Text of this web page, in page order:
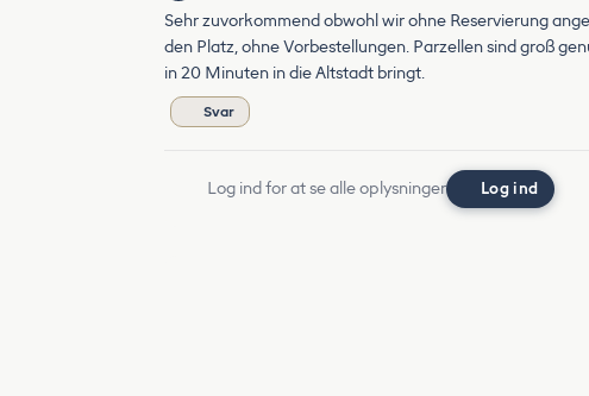
Sehr zuvorkommend obwohl wir ohne Reservierung
den Platz, ohne Vorbestellungen. Parzellen sind groß
in 20 Minuten in die Altstadt bringt.
Svar
Log ind for at se alle oplysninger Log ind